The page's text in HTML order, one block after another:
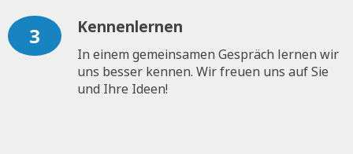
3 Kennenlernen
In einem gemeinsamen Gespräch lernen wir
uns besser kennen. Wir freuen uns auf Sie
und Ihre Ideen!